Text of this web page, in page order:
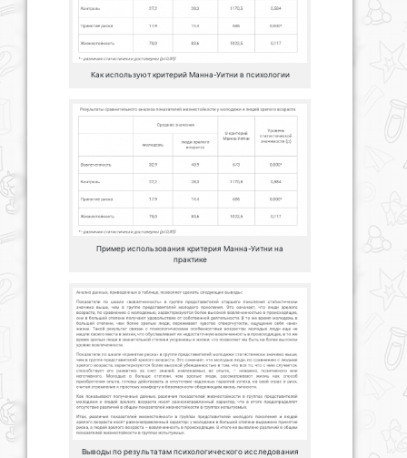
Как используют критерий Манна-Уитни в психологии
Пример использования критерия Манна-Уитни на
практике
Выводы по результатам психологического исследования